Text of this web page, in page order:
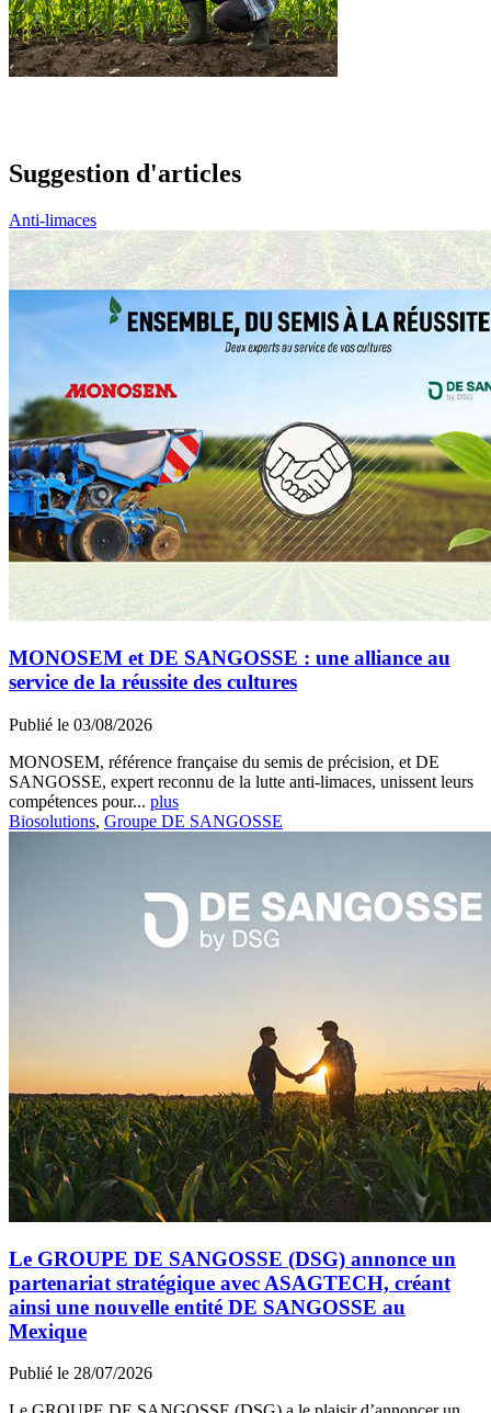
Suggestion d'articles
Anti-limaces
MONOSEM et DE SANGOSSE : une alliance au
service de la réussite des cultures
Publié le 03/08/2026
MONOSEM, référence française du semis de précision, et DE
SANGOSSE, expert reconnu de la lutte anti-limaces, unissent leurs
compétences pour... plus
Biosolutions, Groupe DE SANGOSSE
Le GROUPE DE SANGOSSE (DSG) annonce un
partenariat stratégique avec ASAGTECH, créant
ainsi une nouvelle entité DE SANGOSSE au
Mexique
Publié le 28/07/2026